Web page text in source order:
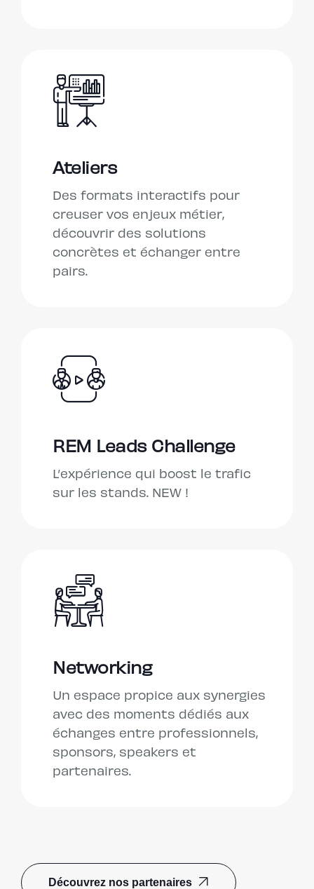
Ateliers
Des formats interactifs pour
creuser vos enjeux métier,
découvrir des solutions
concrètes et échanger entre
pairs.
REM Leads Challenge
L’expérience qui boost le trafic
sur les stands. NEW !
Networking
Un espace propice aux synergies
avec des moments dédiés aux
échanges entre professionnels,
sponsors, speakers et
partenaires.
Découvrez nos partenaires